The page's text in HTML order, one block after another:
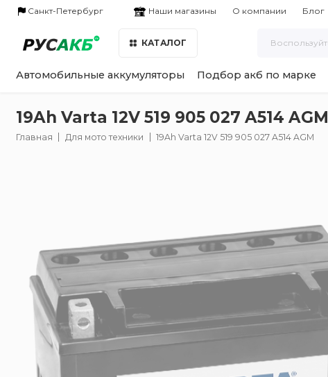
Санкт-Петербург Наши магазины О компании Блог
КАТАЛОГ
Автомобильные аккумуляторы Подбор акб по марке
19Ah Varta 12V 519 905 027 A514 AGM
Главная Для мото техники 19Ah Varta 12V 519 905 027 A514 AGM